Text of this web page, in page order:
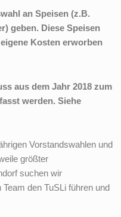
an Speisen (z.B.
geben. Diese Speisen
Kosten erworben
aus dem Jahr 2018 zum
werden. Siehe
Vorstandswahlen und
größter
suchen wir
den TuSLi führen und